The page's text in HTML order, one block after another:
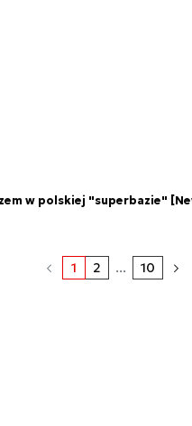
w polskiej "superbazie"
1 2 ... 10